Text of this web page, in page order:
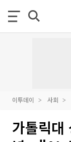
이투데이 사회
가톨릭대